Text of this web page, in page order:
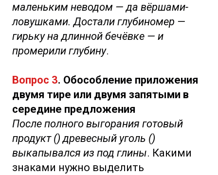
маленьким неводом — да вёршами-
ловушками. Достали глубиномер —
гирьку на длинной бечёвке — и
промерили глубину.
Вопрос 3. Обособление приложения
двумя тире или двумя запятыми в
середине предложения
После полного выгорания готовый
продукт () древесный уголь ()
выкапывался из под глины. Какими
знаками нужно выделить